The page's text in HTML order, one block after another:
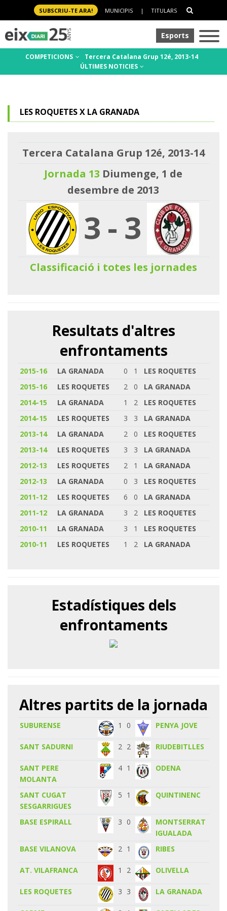
SUBSCRIU-TE ARA! MUNICIPIS | TITULARS
Esports
COMPETICIONS
Tercera Catalana Grup 12é, 2013-14
ÚLTIMES NOTICIES
LES ROQUETES X LA GRANADA
Tercera Catalana Grup 12é, 2013-14
Jornada 13 Diumenge, 1 de
desembre de 2013
3 - 3
Classificació i totes les jornades
Resultats d'altres
enfrontaments
2015-16 LA GRANADA 0 1
LES ROQUETES
2015-16
LES ROQUETES 2 0
LA GRANADA
2014-15
LA GRANADA 1 2
LES ROQUETES
2014-15
LES ROQUETES 3 3
LA GRANADA
2013-14
LA GRANADA 2 0
LES ROQUETES
2013-14
LES ROQUETES 3 3
LA GRANADA
2012-13
LES ROQUETES 2 1
LA GRANADA
2012-13
LA GRANADA 0 3
LES ROQUETES
2011-12
LES ROQUETES 6 0
LA GRANADA
2011-12
LA GRANADA 3 2
LES ROQUETES
2010-11
LA GRANADA 3 1
LES ROQUETES
2010-11
LES ROQUETES 1 2 LA GRANADA
Estadístiques dels
enfrontaments
Altres partits de la jornada
SUBURENSE 1 0 PENYA JOVE
SANT SADURNI 2 2 RIUDEBITLLES
SANT PERE
MOLANTA
4 1 ODENA
SANT CUGAT
SESGARRIGUES
5 1 QUINTINENC
BASE ESPIRALL 3 0
MONTSERRAT
IGUALADA
BASE VILANOVA
2 1 RIBES
AT. VILAFRANCA 1 2 OLIVELLA
LES ROQUETES 3 3 LA GRANADA